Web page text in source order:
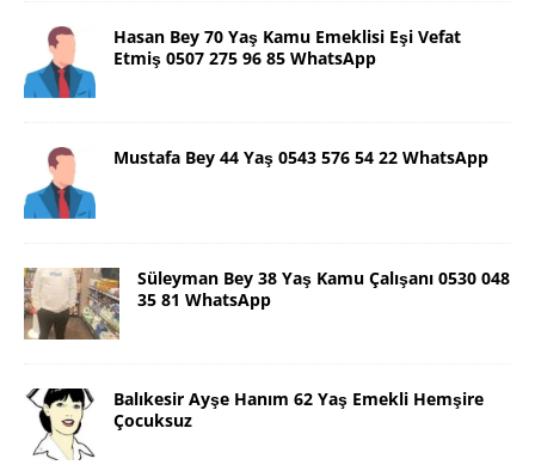
Hasan Bey 70 Yaş Kamu Emeklisi Eşi Vefat
Etmiş 0507 275 96 85 WhatsApp
Mustafa Bey 44 Yaş 0543 576 54 22 WhatsApp
Süleyman Bey 38 Yaş Kamu Çalışanı 0530 048
35 81 WhatsApp
Balıkesir Ayşe Hanım 62 Yaş Emekli Hemşire
Çocuksuz